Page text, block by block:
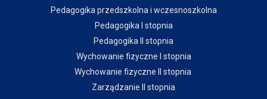
Pedagogika przedszkolna i wczesnoszkolna
Pedagogika I stopnia
Pedagogika II stopnia
Wychowanie fizyczne I stopnia
Wychowanie fizyczne II stopnia
Zarządzanie II stopnia